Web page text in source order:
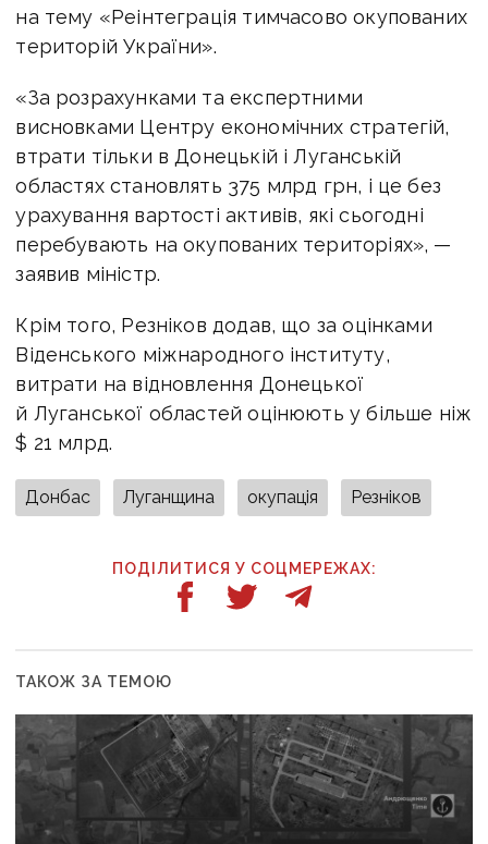
на тему «Реінтеграція тимчасово окупованих
територій України».
«За розрахунками та експертними
висновками Центру економічних стратегій,
втрати тільки в Донецькій і Луганській
областях становлять 375 млрд грн, і це без
урахування вартості активів, які сьогодні
перебувають на окупованих територіях», —
заявив міністр.
Крім того, Резніков додав, що за оцінками
Віденського міжнародного інституту,
витрати на відновлення Донецької
й Луганської областей оцінюють у більше ніж
$ 21 млрд.
Донбас Луганщина окупація Резніков
ПОДІЛИТИСЯ У СОЦМЕРЕЖАХ:
ТАКОЖ ЗА ТЕМОЮ